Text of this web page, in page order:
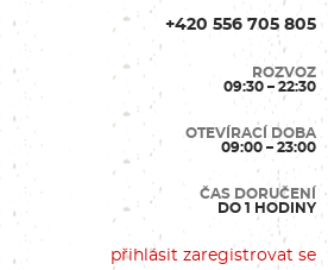
+420 556 705 805
ROZVOZ
09:30 – 22:30
OTEVÍRACÍ DOBA
09:00 – 23:00
ČAS DORUČENÍ
DO 1 HODINY
přihlásit zaregistrovat se